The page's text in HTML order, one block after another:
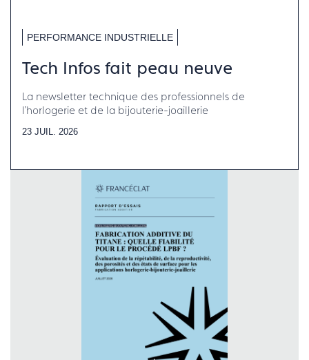
PERFORMANCE INDUSTRIELLE
Tech Infos fait peau neuve
La newsletter technique des professionnels de
l'horlogerie et de la bijouterie-joaillerie
23 JUIL. 2026